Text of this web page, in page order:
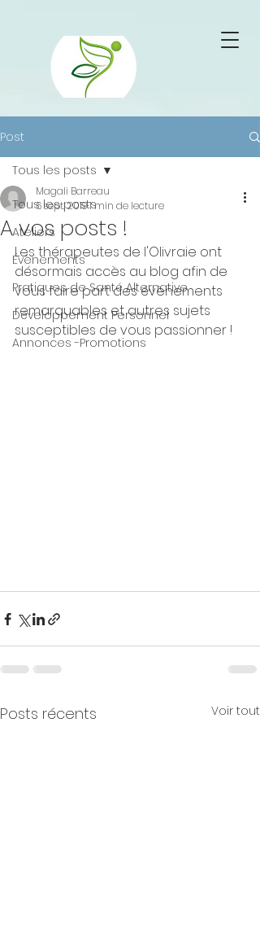
Post
Tous les posts
Ateliers
Évènements
Pratiques de Santé Alternative
Développement Personnel
Annonces -Promotions
Tous les posts
A vos posts !
Magali Barreau
6 sept. 20191 min de lecture
Les thérapeutes de l'Olivraie ont
désormais accès au blog afin de
vous faire part des évènements
remarquables et autres sujets
susceptibles de vous passionner !
Posts récents Voir tout